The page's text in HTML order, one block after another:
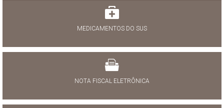
MEDICAMENTOS DO SUS
NOTA FISCAL ELETRÔNICA